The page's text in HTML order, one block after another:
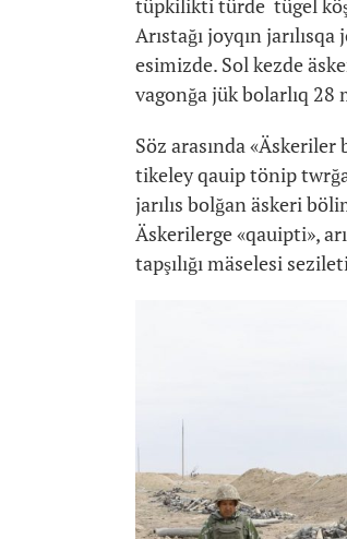
tüpkilikti türde tügel
Arıstağı joyqın
esimizde. Sol kezde
vagonğa jük bolarlıq 28
Söz arasında «Äskeriler
tikeley qauip tönip
jarılıs bolğan äskeri
Äskerilerge «qauipti»,
tapşılığı mäselesi